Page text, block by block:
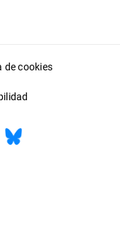
de cookies
Bluesky